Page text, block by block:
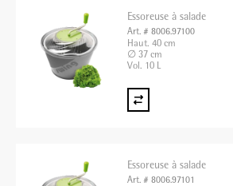
Essoreuse à salade
Art. # 8006.97100
Haut. 40 cm
∅ 37 cm
Vol. 10 L
Essoreuse à salade
Art. # 8006.97101